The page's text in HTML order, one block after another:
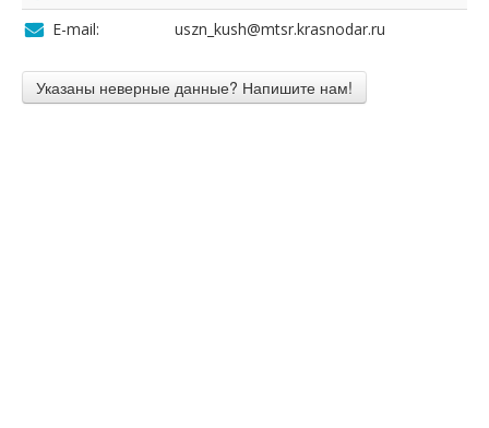
E-mail:
uszn_kush@mtsr.krasnodar.ru